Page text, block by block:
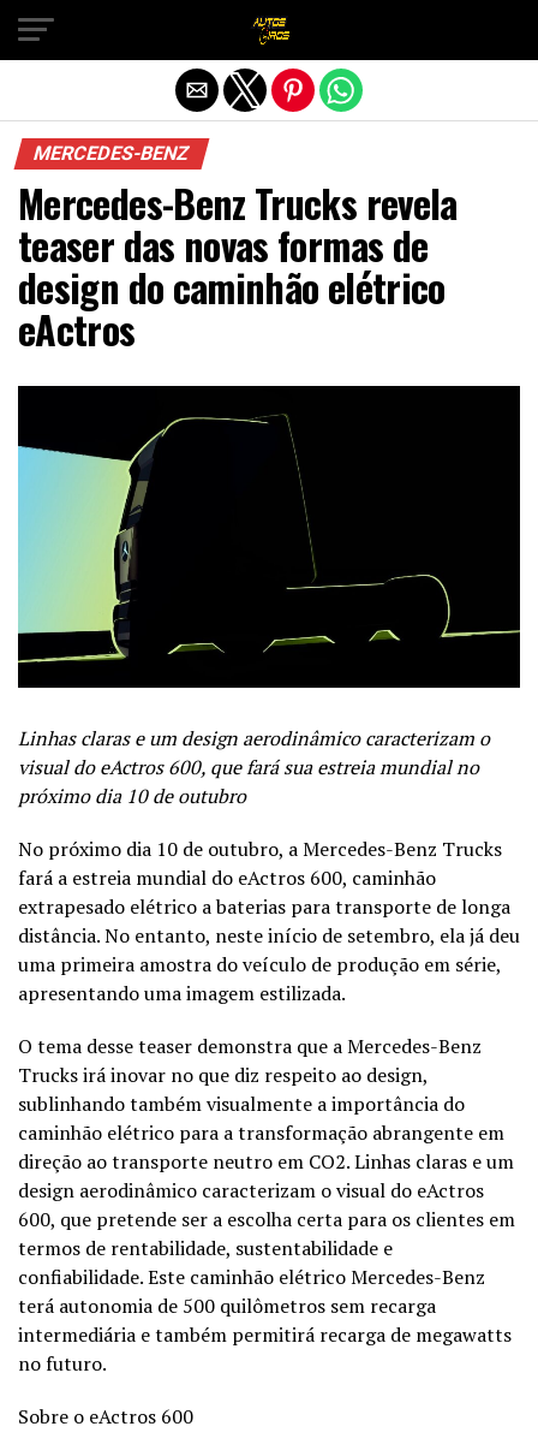
MERCEDES-BENZ
Mercedes-Benz Trucks revela
teaser das novas formas de
design do caminhão elétrico
eActros
Linhas claras e um design aerodinâmico caracterizam o
visual do eActros 600, que fará sua estreia mundial no
próximo dia 10 de outubro
No próximo dia 10 de outubro, a Mercedes-Benz Trucks
fará a estreia mundial do eActros 600, caminhão
extrapesado elétrico a baterias para transporte de longa
distância. No entanto, neste início de setembro, ela já deu
uma primeira amostra do veículo de produção em série,
apresentando uma imagem estilizada.
O tema desse teaser demonstra que a Mercedes-Benz
Trucks irá inovar no que diz respeito ao design,
sublinhando também visualmente a importância do
caminhão elétrico para a transformação abrangente em
direção ao transporte neutro em CO2. Linhas claras e um
design aerodinâmico caracterizam o visual do eActros
600, que pretende ser a escolha certa para os clientes em
termos de rentabilidade, sustentabilidade e
confiabilidade. Este caminhão elétrico Mercedes-Benz
terá autonomia de 500 quilômetros sem recarga
intermediária e também permitirá recarga de megawatts
no futuro.
Sobre o eActros 600
Sair da versão mobile